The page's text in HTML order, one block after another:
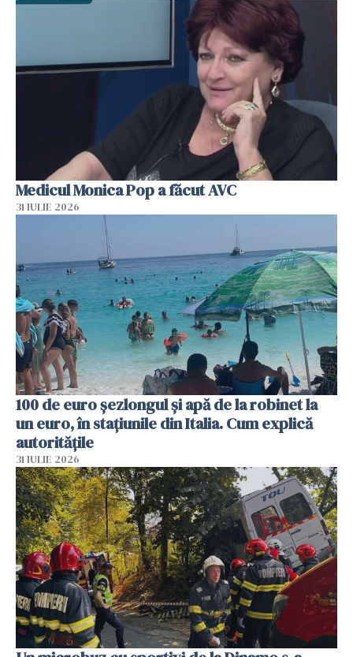
Medicul Monica Pop a făcut AVC
31 IULIE 2026
100 de euro șezlongul și apă de la robinet la
un euro, în stațiunile din Italia. Cum explică
autoritățile
31 IULIE 2026